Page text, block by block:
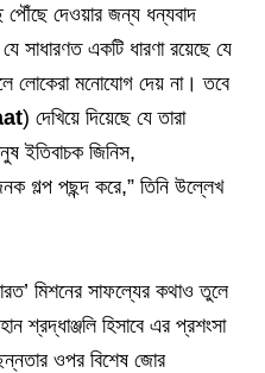
পৌঁছে দেওয়ার জন্য ধন্যবাদ
সাধারণত একটি ধারণা রয়েছে যে
লোকেরা মনোযোগ দেয় না। তবে
) দেখিয়ে দিয়েছে যে তারা
ইতিবাচক জিনিস,
গল্প পছন্দ করে,” তিনি উল্লেখ
মিশনের সাফল্যের কথাও তুলে
শ্রদ্ধাঞ্জলি হিসাবে এর প্রশংসা
ওপর বিশেষ জোর